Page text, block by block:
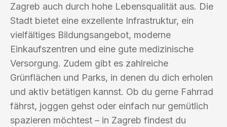
Zagreb auch durch hohe Lebensqualität aus. Die
Stadt bietet eine exzellente Infrastruktur, ein
vielfältiges Bildungsangebot, moderne
Einkaufszentren und eine gute medizinische
Versorgung. Zudem gibt es zahlreiche
Grünflächen und Parks, in denen du dich erholen
und aktiv betätigen kannst. Ob du gerne Fahrrad
fährst, joggen gehst oder einfach nur gemütlich
spazieren möchtest – in Zagreb findest du